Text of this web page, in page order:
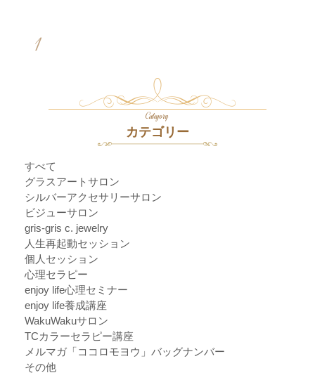
1
Category
カテゴリー
すべて
グラスアートサロン
シルバーアクセサリーサロン
ビジューサロン
gris-gris c. jewelry
人生再起動セッション
個人セッション
心理セラピー
enjoy life心理セミナー
enjoy life養成講座
WakuWakuサロン
TCカラーセラピー講座
メルマガ「ココロモヨウ」バッグナンバー
その他